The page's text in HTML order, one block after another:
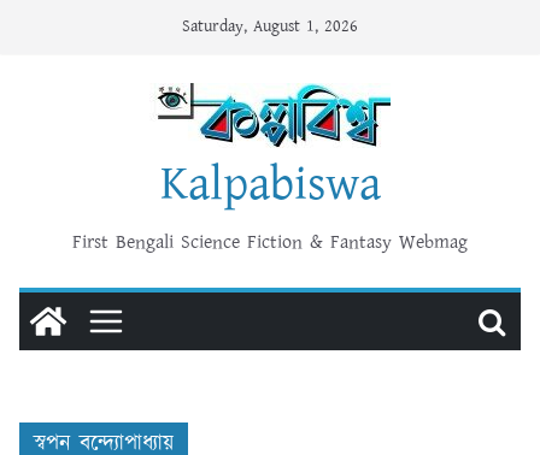
Saturday, August 1, 2026
Kalpabiswa
First Bengali Science Fiction & Fantasy Webmag
স্বপন বন্দ্যোপাধ্যায়